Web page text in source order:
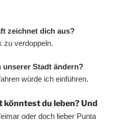
zeichnet dich aus?
zu verdoppeln.
unserer Stadt ändern?
würde ich einführen.
könntest du leben? Und
oder doch lieber Punta